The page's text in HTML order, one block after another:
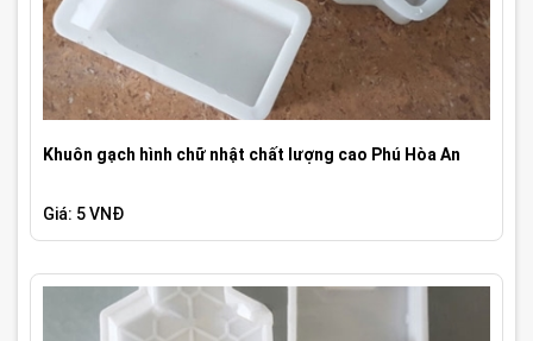
Khuôn gạch hình chữ nhật chất lượng cao Phú Hòa An
Giá: 5 VNĐ